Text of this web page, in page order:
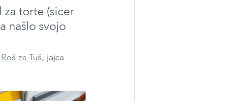
torte (sicer
našlo svojo
za Tuš, jajca